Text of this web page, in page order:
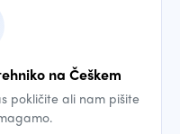
na Češkem
pokličite ali nam pišite